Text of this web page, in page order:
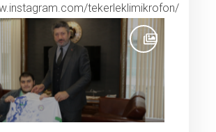
tekerleklimikrofon/